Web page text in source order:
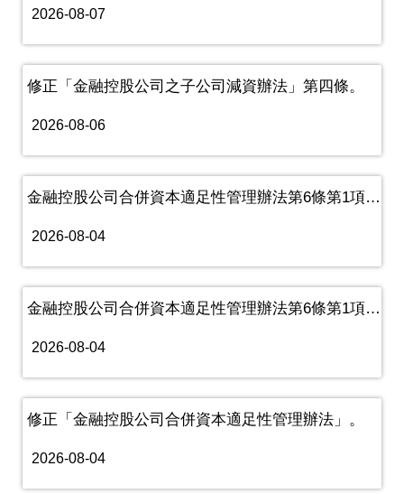
2026-08-07
修正「金融控股公司之子公司減資辦法」第四條。
2026-08-06
金融控股公司合併資本適足性管理辦法第6條第1項有關申報表格規定之......
2026-08-04
金融控股公司合併資本適足性管理辦法第6條第1項有關申報時程規定之......
2026-08-04
修正「金融控股公司合併資本適足性管理辦法」。
2026-08-04